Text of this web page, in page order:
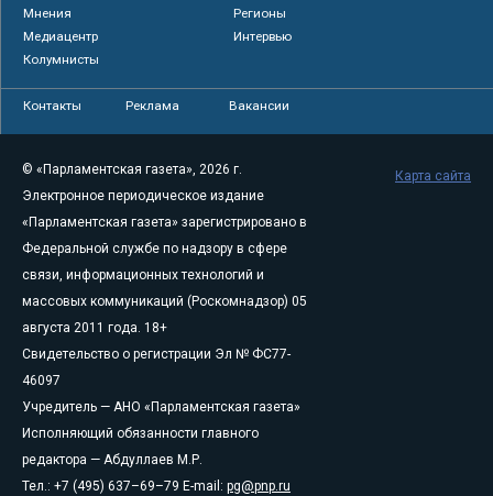
Мнения
Регионы
Медиацентр
Интервью
Колумнисты
Контакты Реклама Вакансии
© «Парламентская газета», 2026 г.
Электронное периодическое издание
«Парламентская газета» зарегистрировано в
Федеральной службе по надзору в сфере
связи, информационных технологий и
массовых коммуникаций (Роскомнадзор) 05
августа 2011 года. 18+
Свидетельство о регистрации Эл № ФС77-
46097
Учредитель — АНО «Парламентская газета»
Исполняющий обязанности главного
редактора — Абдуллаев М.Р.
Тел.: +7 (495) 637–69–79 E-mail: pg@pnp.ru
Карта сайта